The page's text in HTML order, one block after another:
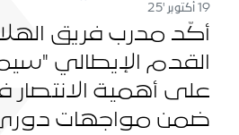
19 أكتوبر '25
أكّد مدرب فريق
القدم الإيطالي
على أهمية الانتصار
ضمن مواجهات دوري